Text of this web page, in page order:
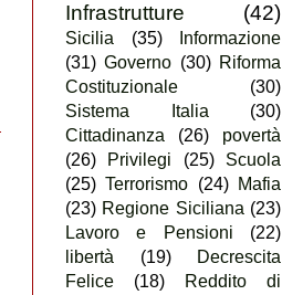
Infrastrutture
(42)
Sicilia (35)
Informazione
(31) Governo (30) Riforma
Costituzionale
(30)
Sistema Italia
(30)
Cittadinanza
(26)
povertà
(26)
Privilegi (25)
Scuola
(25) Terrorismo (24)
Mafia
(23) Regione Siciliana (23)
Lavoro e Pensioni
(22)
libertà
(19)
Decrescita
Felice
(18)
Reddito di